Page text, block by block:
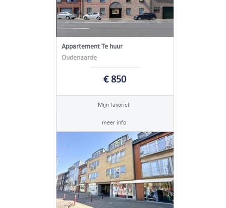
Appartement Te huur
Oudenaarde
€ 850
Mijn favoriet
meer info